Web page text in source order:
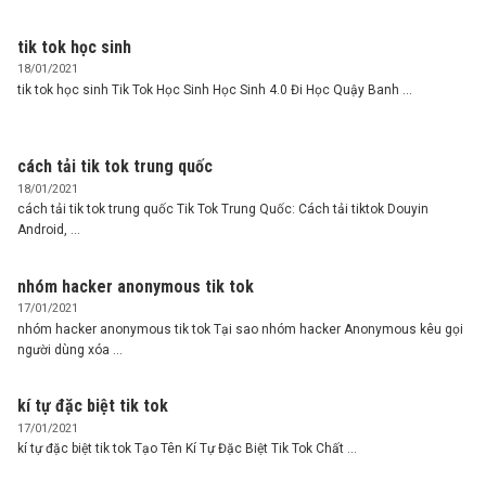
tik tok học sinh
18/01/2021
tik tok học sinh Tik Tok Học Sinh Học Sinh 4.0 Đi Học Quậy Banh ...
cách tải tik tok trung quốc
18/01/2021
cách tải tik tok trung quốc Tik Tok Trung Quốc: Cách tải tiktok Douyin
Android, ...
nhóm hacker anonymous tik tok
17/01/2021
nhóm hacker anonymous tik tok Tại sao nhóm hacker Anonymous kêu gọi
người dùng xóa ...
kí tự đặc biệt tik tok
17/01/2021
kí tự đặc biệt tik tok Tạo Tên Kí Tự Đặc Biệt Tik Tok Chất ...